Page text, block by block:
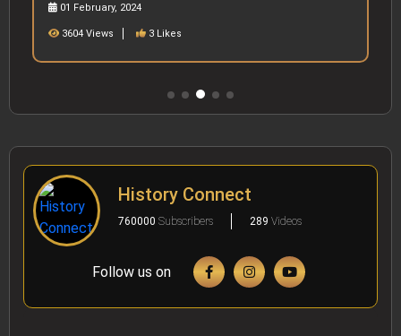
01 February, 2024
3604 Views 3 Likes
History Connect
760000 Subscribers 289 Videos
Follow us on